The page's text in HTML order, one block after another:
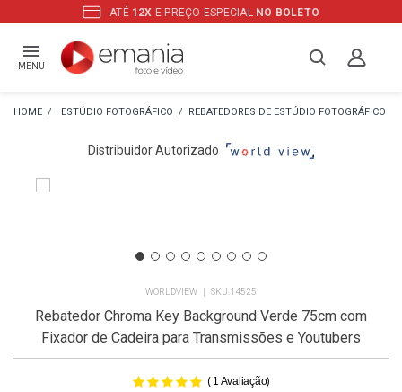
OS PRODUTOS A
MENU
ESTÚDIO FOTOGRÁFICO REBATEDORES DE ESTÚDIO FOTOGRÁFICO
Distribuidor Autorizado
WORLDVIEW 14525
Rebatedor Chroma Key Background Verde 75cm com
Fixador de Cadeira para Transmissões e Youtubers
( 1 Avaliação)